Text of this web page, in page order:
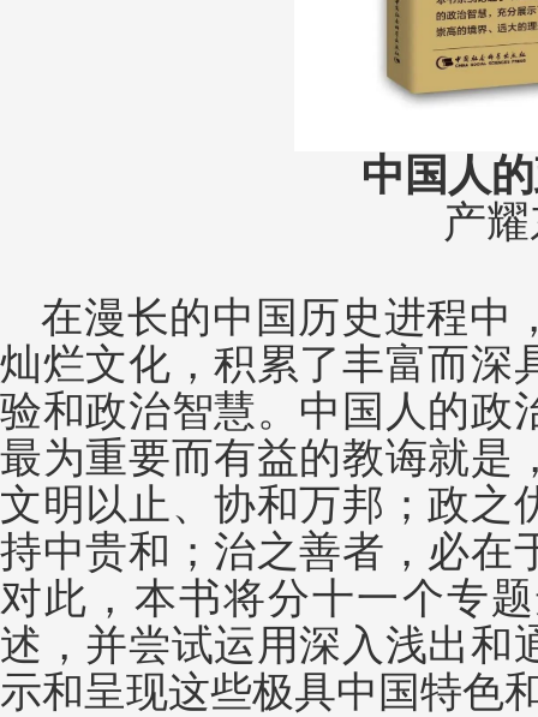
中国人
产
在漫长的中国历史进程中
灿烂文化，积累了丰富而深
验和政治智慧。中国人的政
最为重要而有益的教诲就是
文明以止、协和万邦；政之
持中贵和；治之善者，必在
对此，本书将分十一个专
述，并尝试运用深入浅出和
示和呈现这些极具中国特色